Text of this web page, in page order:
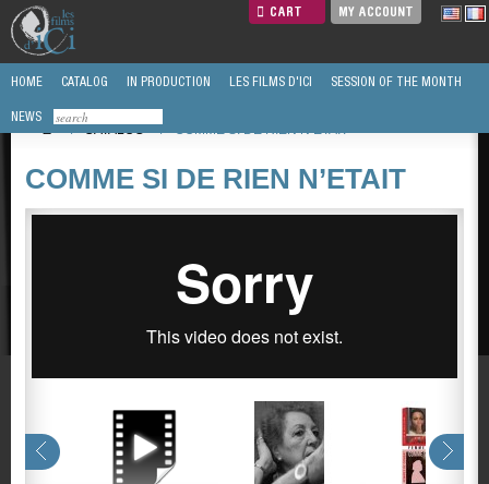
CART MY ACCOUNT
HOME CATALOG IN PRODUCTION LES FILMS D'ICI SESSION OF THE MONTH
NEWS
/
CATALOG / COMME SI DE RIEN N’ETAIT
COMME SI DE RIEN N’ETAIT